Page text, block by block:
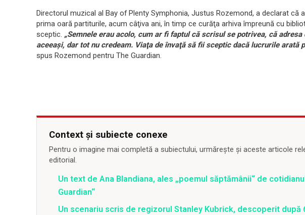
Directorul muzical al Bay of Plenty Symphonia, Justus Rozemond, a declarat că
prima oară partiturile, acum câţiva ani, în timp ce curăţa arhiva împreună cu
sceptic. „Semnele erau acolo, cum ar fi faptul că scrisul se potrivea, că adresa
aceeaşi, dar tot nu credeam. Viaţa de învaţă să fii sceptic dacă lucrurile arată
spus Rozemond pentru The Guardian.
Context și subiecte conexe
Pentru o imagine mai completă a subiectului, urmărește și aceste articole
editorial.
Un text de Ana Blandiana, ales „poemul săptămânii“ de
Guardian“
Un scenariu scris de regizorul Stanley Kubrick, descoperit după